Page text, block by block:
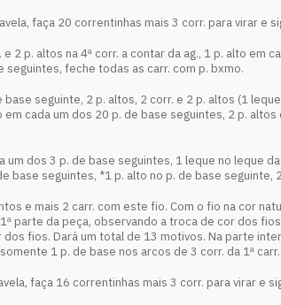
faça 20 correntinhas mais 3 corr. para virar e
2 p. altos na 4ª corr. a contar da ag., 1 p. alto
feche todas as carr. com p. bxmo.
base seguinte, 2 p. altos, 2 corr. e 2 p. altos (1
cada um dos 20 p. de base seguintes, 2 p.
um dos 3 p. de base seguintes, 1 leque no leque
base seguintes, *1 p. alto no p. de base
e mais 2 carr. com este fio. Com o fio na cor
parte da peça, observando a troca de cor dos
fios. Dará um total de 13 motivos. Na parte
1 p. de base nos arcos de 3 corr. da 1ª
faça 16 correntinhas mais 3 corr. para virar e